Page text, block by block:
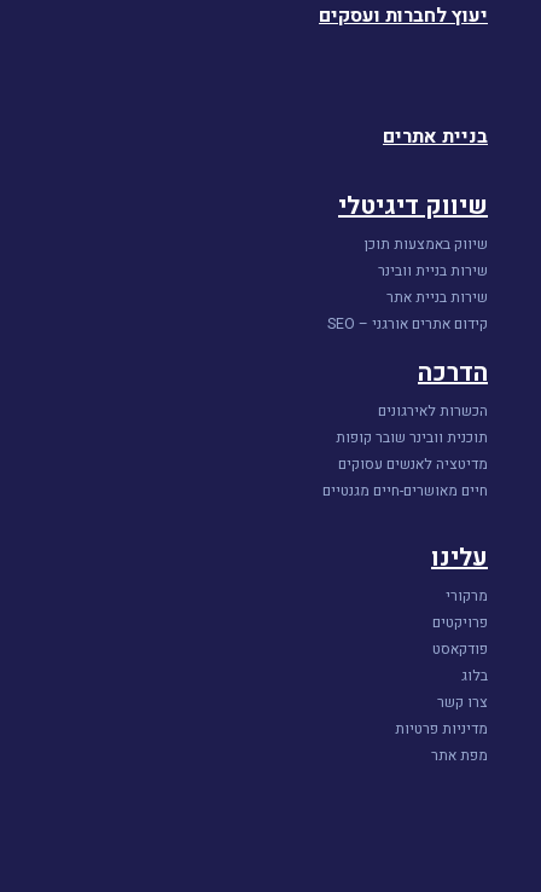
יעוץ לחברות ועסקים
בניית אתרים
שיווק דיגיטלי
שיווק באמצעות תוכן
שירות בניית וובינר
שירות בניית אתר
קידום אתרים אורגני – SEO
הדרכה
הכשרות לאירגונים
תוכנית וובינר שובר קופות
מדיטציה לאנשים עסוקים
חיים מאושרים-חיים מגנטיים
עלינו
מרקורי
פרויקטים
פודקאסט
בלוג
צרו קשר
מדיניות פרטיות
מפת אתר